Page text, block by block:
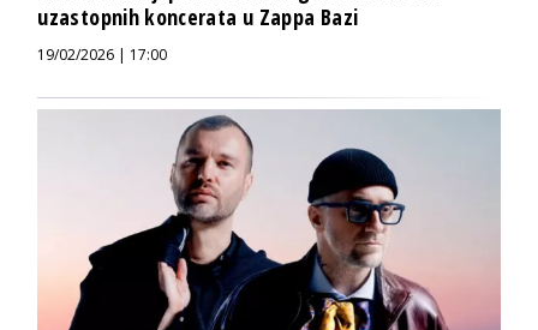
uzastopnih koncerata u Zappa Bazi
19/02/2026 | 17:00